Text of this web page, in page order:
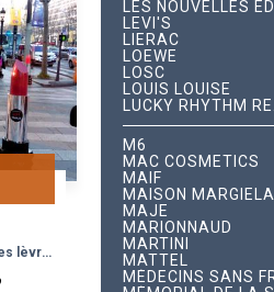
Une campagne format XXL sur toutes les lèvres
LEVI'S
LIERAC
LOEWE
LOSC
LOUIS LOUISE
M6
MAC COSMETICS
MAIF
MAISON MARGIELA
MAJE
MARIONNAUD
MARTINI
MATTEL